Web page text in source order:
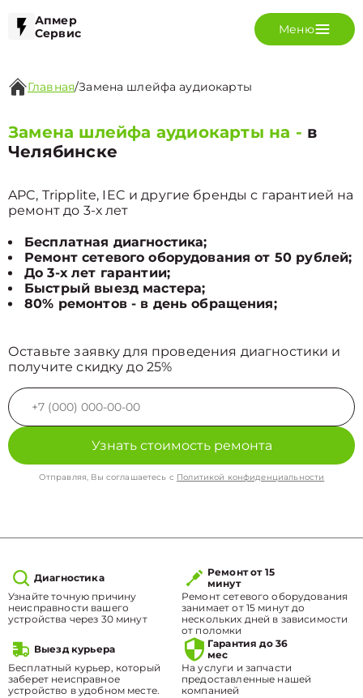
Апмер
Сервис
Меню
Главная/Замена шлейфа аудиокарты
Замена шлейфа аудиокарты на - в
Челябинске
APC, Tripplite, IEC и другие бренды с гарантией на
ремонт до 3-х лет
Бесплатная диагностика;
Ремонт сетевого оборудования от 50 рублей;
До 3-х лет гарантии;
Быстрый выезд мастера;
80% ремонтов - в день обращения;
Оставьте заявку для проведения диагностики и
получите скидку до 25%
Узнать стоимость ремонта
Отправляя, Вы соглашаетесь с Политикой конфиденциальности
Диагностика
Узнайте точную причину
неисправности вашего
устройства через 30 минут
Ремонт от 15
минут
Ремонт сетевого оборудования
занимает от 15 минут до
нескольких дней в зависимости
от поломки
Выезд курьера
Бесплатный курьер, который
заберет неисправное
устройство в удобном месте.
Гарантия до 36
мес
На услуги и запчасти
предоставленные нашей
компанией